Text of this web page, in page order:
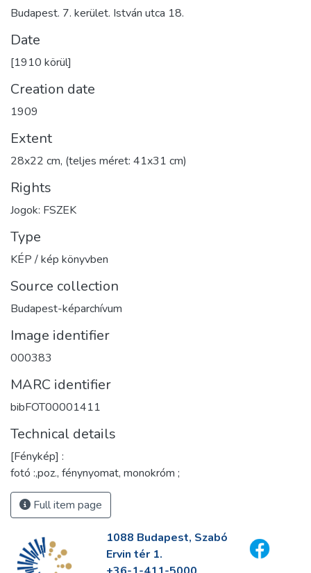
Budapest. 7. kerület. István utca 18.
Date
[1910 körül]
Creation date
1909
Extent
28x22 cm, (teljes méret: 41x31 cm)
Rights
Jogok: FSZEK
Type
KÉP / kép könyvben
Source collection
Budapest-képarchívum
Image identifier
000383
MARC identifier
bibFOT00001411
Technical details
[Fénykép] :
fotó :,poz., fénynyomat, monokróm ;
Full item page
1088 Budapest, Szabó
Ervin tér 1.